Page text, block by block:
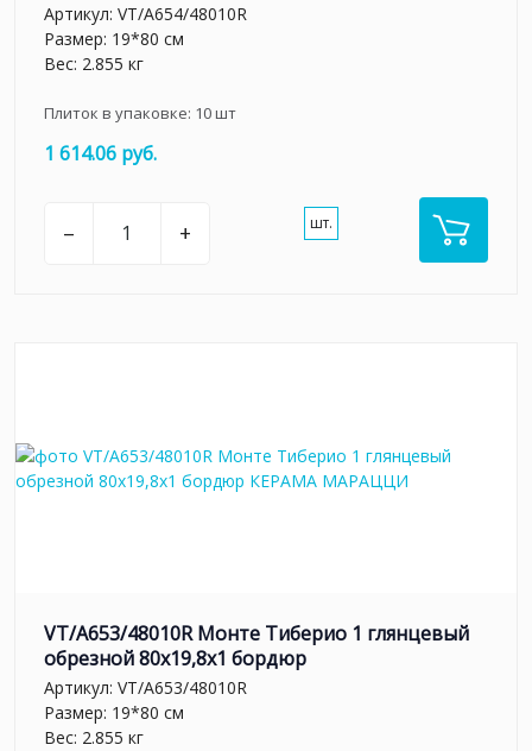
Артикул: VT/A654/48010R
Размер: 19*80 см
Вес: 2.855 кг
Плиток в упаковке: 10шт
1 614.06 руб.
– + шт.
VT/A653/48010R Монте Тиберио 1 глянцевый
обрезной 80x19,8x1 бордюр
Артикул: VT/A653/48010R
Размер: 19*80 см
Вес: 2.855 кг